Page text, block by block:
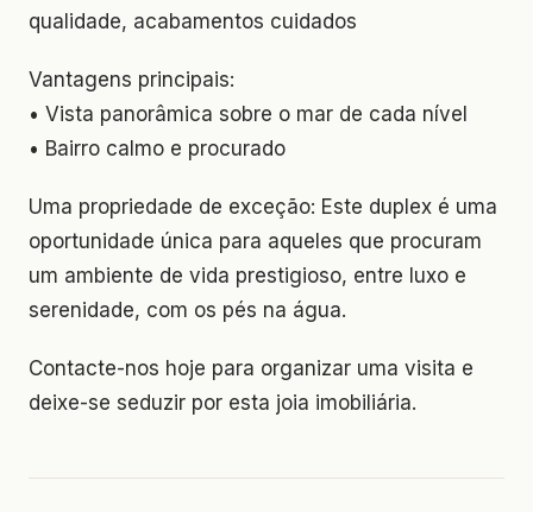
qualidade, acabamentos cuidados
Vantagens principais:
• Vista panorâmica sobre o mar de cada nível
• Bairro calmo e procurado
Uma propriedade de exceção: Este duplex é uma
oportunidade única para aqueles que procuram
um ambiente de vida prestigioso, entre luxo e
serenidade, com os pés na água.
Contacte-nos hoje para organizar uma visita e
deixe-se seduzir por esta joia imobiliária.